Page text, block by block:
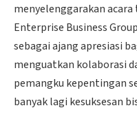
menyelenggarakan
Enterprise Business
sebagai ajang apresiasi
menguatkan kolaborasi
pemangku kepentingan
banyak lagi kesuksesan